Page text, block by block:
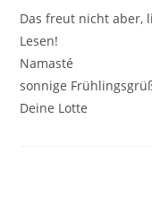
Das freut nicht aber,
Lesen!
Namasté
sonnige
Deine Lotte